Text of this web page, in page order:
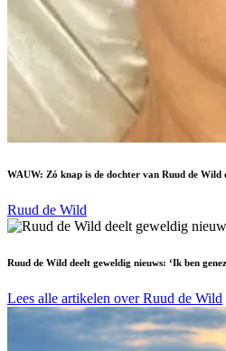
WAUW: Zó knap is de dochter van Ruud de Wild
Ruud de Wild
Ruud de Wild deelt geweldig nieuws: ‘Ik ben
Lees alle artikelen over Ruud de Wild